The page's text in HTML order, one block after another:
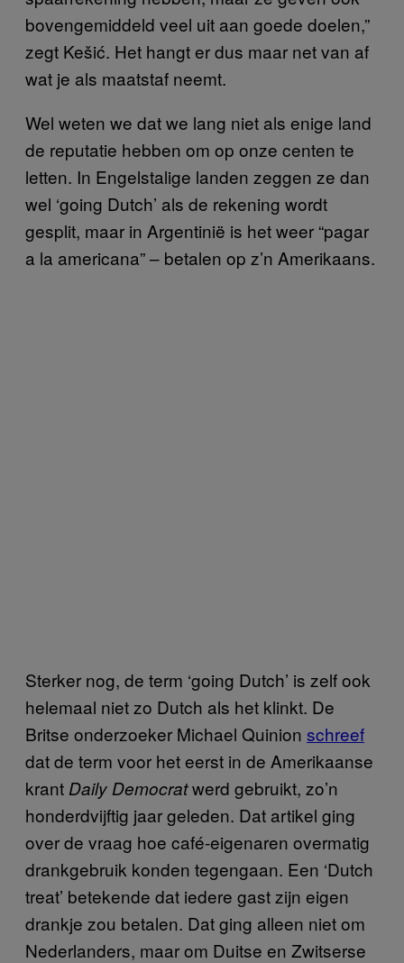
bovengemiddeld veel uit aan goede doelen,”
zegt Kešić. Het hangt er dus maar net van af
wat je als maatstaf neemt.
Wel weten we dat we lang niet als enige land
de reputatie hebben om op onze centen te
letten. In Engelstalige landen zeggen ze dan
wel ‘going Dutch’ als de rekening wordt
gesplit, maar in Argentinië is het weer “pagar
a la americana” – betalen op z’n Amerikaans.
Sterker nog, de term ‘going Dutch’ is zelf ook
helemaal niet zo Dutch als het klinkt. De
Britse onderzoeker Michael Quinion schreef
dat de term voor het eerst in de Amerikaanse
krant Daily Democratwerd gebruikt, zo’n
honderdvijftig jaar geleden. Dat artikel ging
over de vraag hoe café-eigenaren overmatig
drankgebruik konden tegengaan. Een ‘Dutch
treat’ betekende dat iedere gast zijn eigen
drankje zou betalen. Dat ging alleen niet om
Nederlanders, maar om Duitse en Zwitserse